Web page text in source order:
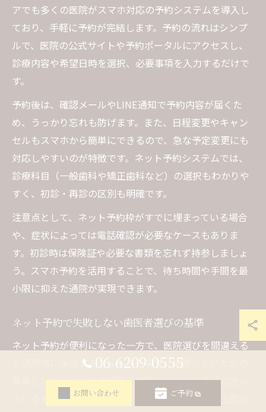
アでも多くの医院がスマホ対応の予約システムを導入し
ており、手軽に予約が完結します。予約の流れはシンプ
ルで、医院の公式サイトや予約ポータルにアクセスし、
診療内容や希望日時を選択、必要事項を入力するだけで
す。
予約後は、確認メールやLINE通知で予約内容が届くた
め、うっかり忘れも防げます。また、日程変更やキャン
セルもスマホから簡単にできるので、急な予定変更にも
対応しやすいのが特徴です。ネット予約システムでは、
診療科目（一般歯科や矯正歯科など）の選択もわかりや
すく、初診・再診の区別も明確です。
注意点として、ネット予約枠がすでに埋まっている場合
や、症状によっては電話確認が必要なケースもありま
す。初診時は保険証や必要な書類を忘れず持参しましょ
う。スマホ予約を活用することで、待ち時間や手間を最
小限に抑えた通院が実現できます。
ネット予約で失敗しない歯医者選びの基準
ネット予約が便利になった一方で、医院選びを間違える
と通院時に後悔することもあります。失敗しないための
基準として、まず診療時間・休診日が自分の生活に合っ
ているかをよく確認しましょう。大阪市中央区安土町の
06-6209-0555
お問い合わせ ご予約